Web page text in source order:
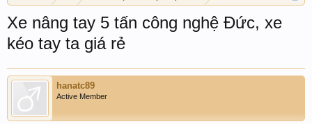
Xe nâng tay 5 tấn công nghệ Đức, xe
kéo tay ta giá rẻ
hanatc89
Active Member